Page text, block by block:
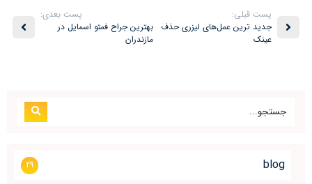
پست قبلی:
جدید ترین عمل‌های لیزری حذف
عینک
پست بعدی:
بهترین جراح فمتو اسمایل در
مازندران
blog
29